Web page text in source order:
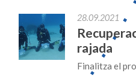
28.09.2021
rajada
Finalitza el